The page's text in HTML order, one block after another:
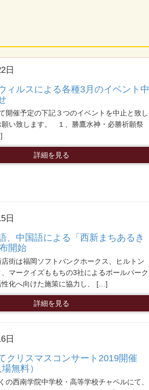
日
ィルスによる各種3月のイベント中
開催予定の下記３つのイベントを中止と致し
願い致します。 １、勝鷹水神・必勝祈願祭
詳細を見る
日
、中国語による「西新まちあるき
開始
街は福岡ソフトバンクホークス、ヒルトン
マークイズももちの3社によるボールパーク
性化へ向けた施策に協力し、 […]
詳細を見る
日
クリスマスコンサート2019開催
無料）
の西南学院中学校・高等学校チャペルにて、